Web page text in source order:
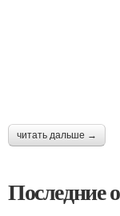
читать дальше →
Последние